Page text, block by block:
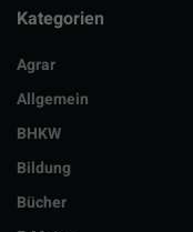
Kategorien
Agrar
Allgemein
BHKW
Bildung
Bücher